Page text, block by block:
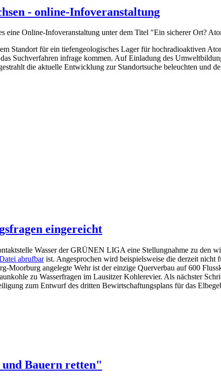
- online-Infoveranstaltung
Online-Infoveranstaltung unter dem Titel "Ein sicherer Ort?
Standort für ein tiefengeologisches Lager für hochradioaktiven
Suchverfahren infrage kommen. Auf Einladung des
die aktuelle Entwicklung zur Standortsuche beleuchten und
eingereicht
Wasser der GRÜNEN LIGA eine Stellungnahme zu den
abrufbarist. Angesprochen wird beispielsweise die derzeit nicht
Moorburg angelegte Wehr ist der einzige Querverbau auf 600
zu Wasserfragen im Lausitzer Kohlerevier. Als nächster
zum Entwurf des dritten Bewirtschaftungsplans für das
Bauern retten"